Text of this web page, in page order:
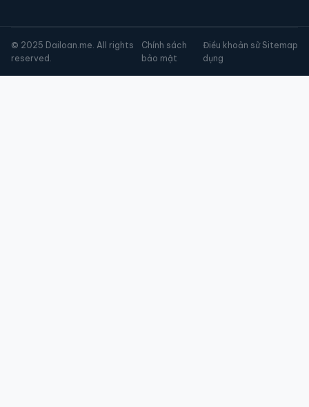
© 2025 Dailoan.me. All rights
reserved.
Chính sách
bảo mật
Điều khoản sử
dụng
Sitemap